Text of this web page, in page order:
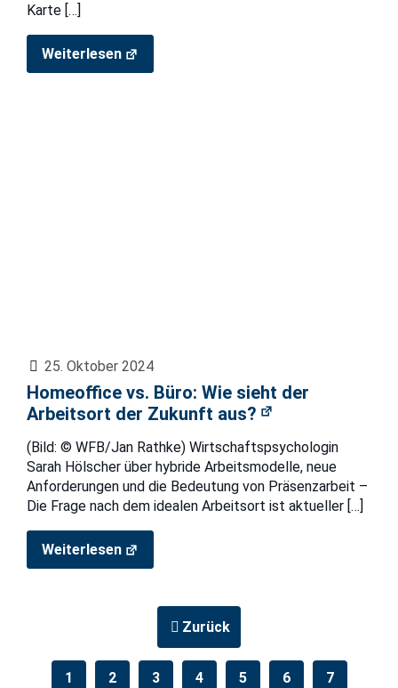
Karte […]
Weiterlesen
25. Oktober 2024
Homeoffice vs. Büro: Wie sieht der
Arbeitsort der Zukunft aus?
(Bild: © WFB/Jan Rathke) Wirtschaftspsychologin
Sarah Hölscher über hybride Arbeitsmodelle, neue
Anforderungen und die Bedeutung von Präsenzarbeit –
Die Frage nach dem idealen Arbeitsort ist aktueller […]
Weiterlesen
Zurück
1 2 3 4 5 6 7